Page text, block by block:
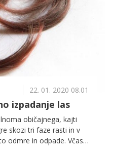
22. 01. 2020 08.01
izpadanje las
običajnega, kajti
skozi tri faze rasti in v
odmre in odpade. Včasih